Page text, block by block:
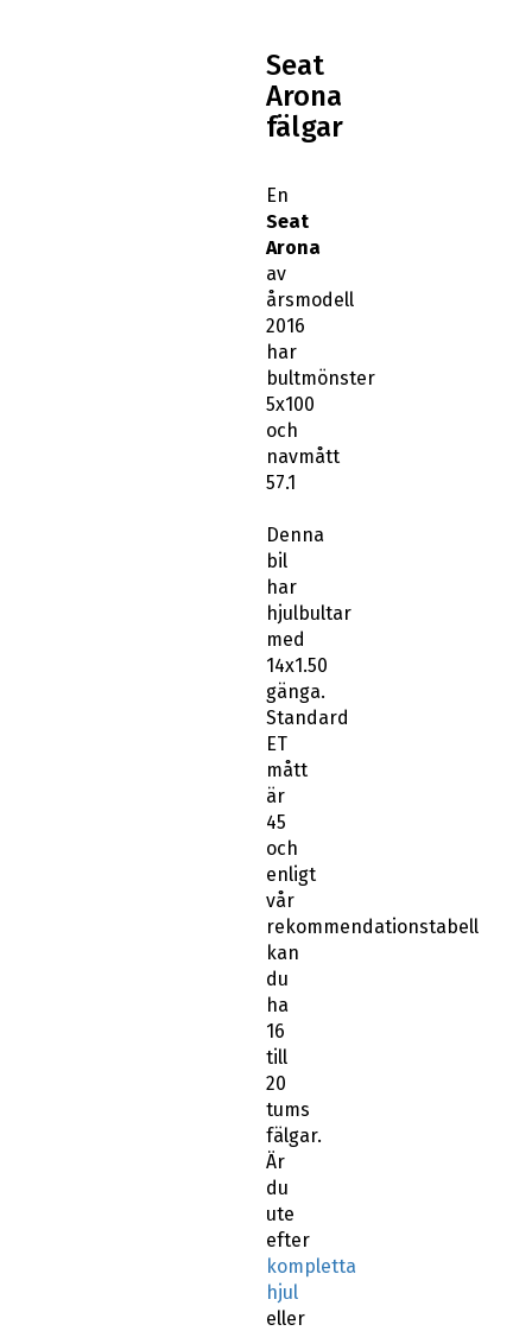
Seat
Arona
fälgar
En
Seat
Arona
av
årsmodell
2016
har
bultmönster
5x100
och
navmått
57.1
Denna
bil
har
hjulbultar
med
14x1.50
gänga.
Standard
ET
mått
är
45
och
enligt
vår
rekommendationstabell
kan
du
ha
16
till
20
tums
fälgar.
Är
du
ute
efter
kompletta
hjul
eller